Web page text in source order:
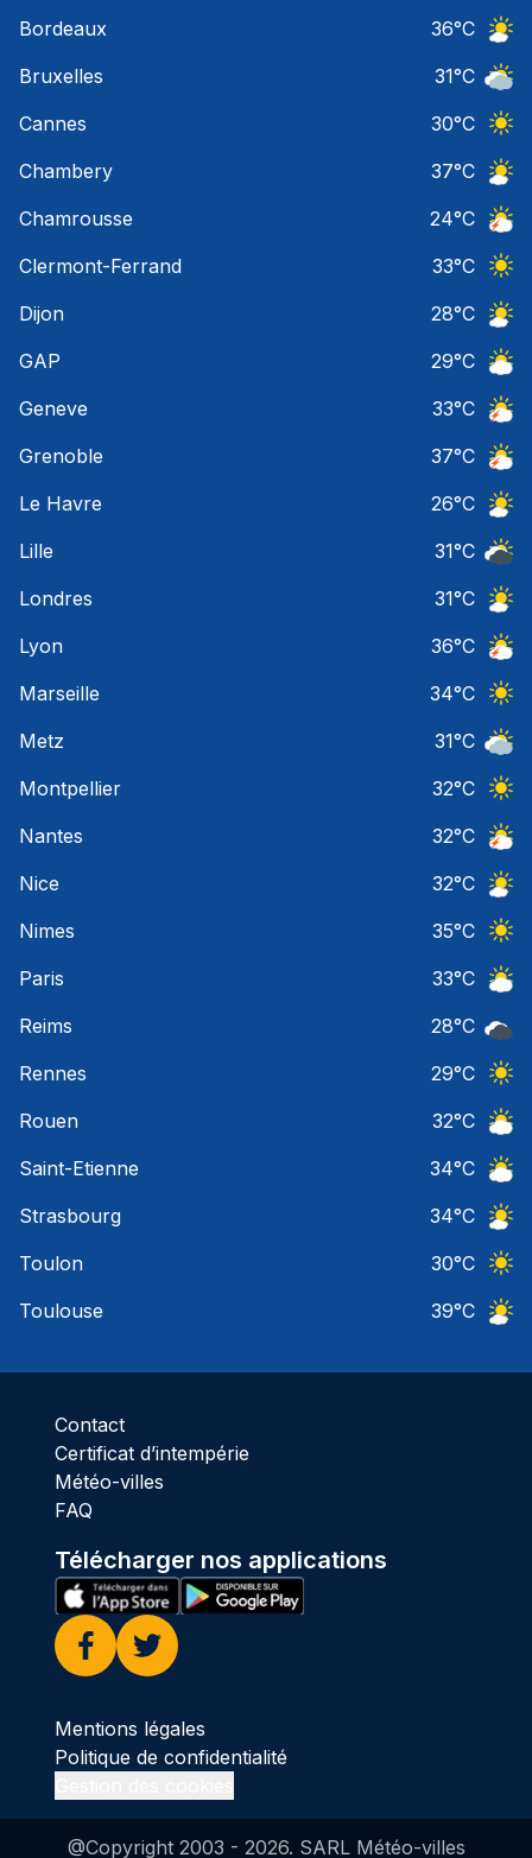
Bordeaux
36°C
Bruxelles
31°C
Cannes
30°C
Chambery
37°C
Chamrousse
24°C
Clermont-Ferrand
33°C
Dijon
28°C
GAP
29°C
Geneve
33°C
Grenoble
37°C
Le Havre
26°C
Lille
31°C
Londres
31°C
Lyon
36°C
Marseille
34°C
Metz
31°C
Montpellier
32°C
Nantes
32°C
Nice
32°C
Nimes
35°C
Paris
33°C
Reims
28°C
Rennes
29°C
Rouen
32°C
Saint-Etienne
34°C
Strasbourg
34°C
Toulon
30°C
Toulouse
39°C
Contact
Certificat d’intempérie
Météo-villes
FAQ
Télécharger nos applications
Facebook
Twitter
Mentions légales
Politique de confidentialité
@Copyright 2003 - 2026. SARL Météo-villes